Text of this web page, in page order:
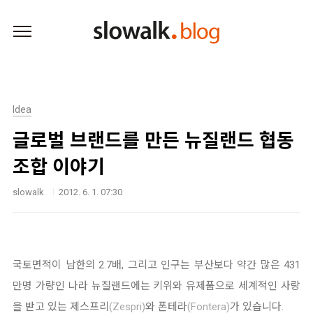
Idea
글로벌 브랜드를 만든 뉴질랜드 협동
조합 이야기
slowalk 2012. 6. 1. 07:30
국토면적이 남한의 2.7배, 그리고 인구는 부산보다 약간 많은 431
만명 가량인 나라뉴질랜드에는 키위와 유제품으로 세계적인 사랑
을 받고 있는 제스프리 (Zespri)와 폰테라(Fontera)가 있습니다.